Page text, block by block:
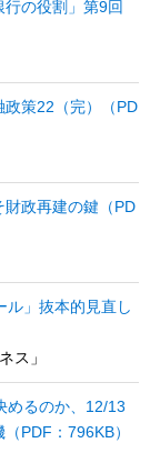
の役割」第9回
策22（完）（PD
財政再建の鍵（PD
」抜本的見直し
ス」
めるのか、12/13
PDF：796KB）